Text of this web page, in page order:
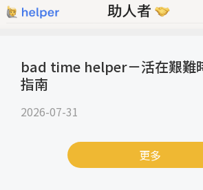
bad time helper－活在艱難
指南
2026-07-31
更多